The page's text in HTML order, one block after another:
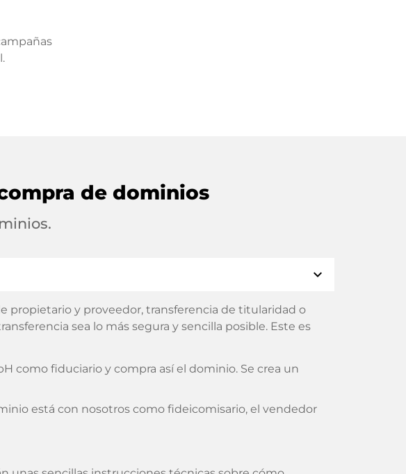
de dominios
expand_more
propietario y proveedor, transferencia de titularidad o
sea lo más segura y sencilla posible. Este es
como fiduciario y compra así el dominio. Se crea un
está con nosotros como fideicomisario, el vendedor